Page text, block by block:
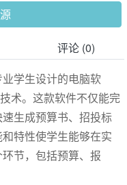
评论 (0)
学生设计的电脑软
术。这款软件不仅能完
生成预算书、招投标
特性使学生能够在实
节，包括预算、报